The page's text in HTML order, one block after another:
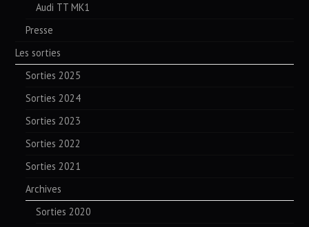
Audi TT MK1
Presse
Les sorties
Sorties 2025
Sorties 2024
Sorties 2023
Sorties 2022
Sorties 2021
Archives
Sorties 2020